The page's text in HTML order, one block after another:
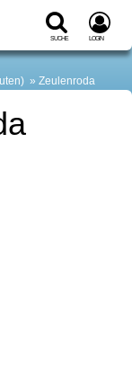
Suche Login
Zeulenroda